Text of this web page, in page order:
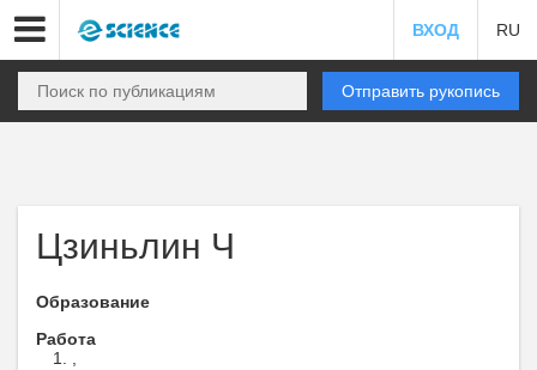
ВХОД RU
Отправить рукопись
Цзиньлин Ч
Образование
Работа